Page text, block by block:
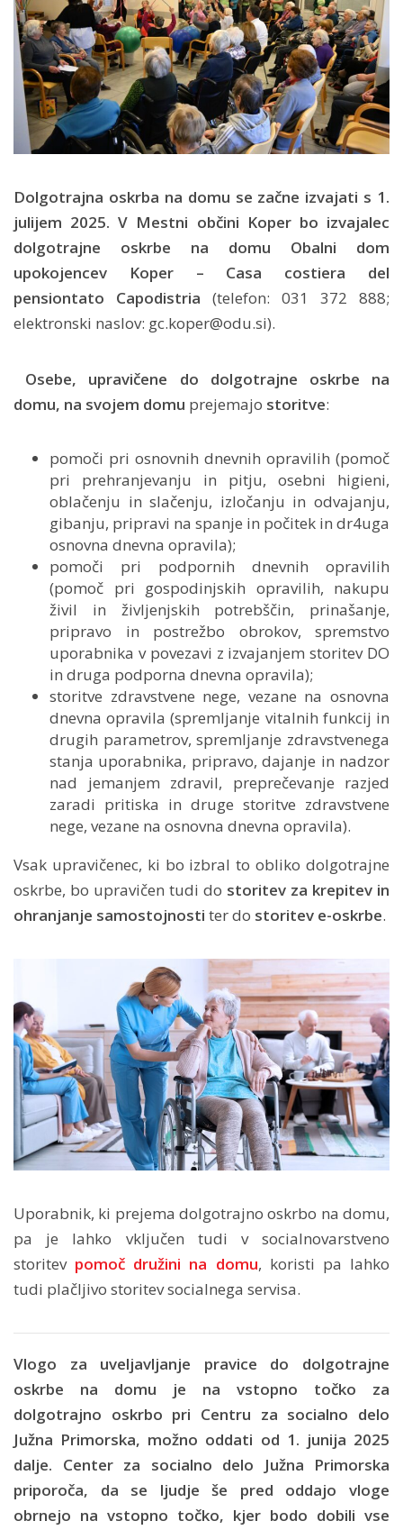
Dolgotrajna oskrba na domu se začne izvajati s 1.
julijem 2025. V Mestni občini Koper bo izvajalec
dolgotrajne oskrbe na domu
Obalni dom
upokojencev Koper – Casa costiera del
pensiontato Capodistria (telefon: 031 372 888;
elektronski naslov: gc.koper@odu.si).
Osebe, upravičene do dolgotrajne oskrbe na
domu, na svojem domu prejemajo storitve:
pomoči pri osnovnih dnevnih opravilih (pomoč
pri prehranjevanju in pitju, osebni higieni,
oblačenju in slačenju, izločanju in odvajanju,
gibanju, pripravi na spanje in počitek in dr4uga
osnovna dnevna opravila);
pomoči pri podpornih dnevnih opravilih
(pomoč pri gospodinjskih opravilih, nakupu
živil in življenjskih potrebščin, prinašanje,
pripravo in postrežbo obrokov, spremstvo
uporabnika v povezavi z izvajanjem storitev DO
in druga podporna dnevna opravila);
storitve zdravstvene nege, vezane na osnovna
dnevna opravila (spremljanje vitalnih funkcij in
drugih parametrov, spremljanje zdravstvenega
stanja uporabnika, pripravo, dajanje in nadzor
nad jemanjem zdravil, preprečevanje razjed
zaradi pritiska in druge storitve zdravstvene
nege, vezane na osnovna dnevna opravila).
Vsak upravičenec, ki bo izbral to obliko dolgotrajne
oskrbe, bo upravičen tudi do storitev za krepitev in
ohranjanje samostojnosti ter do storitev e-oskrbe.
Uporabnik, ki prejema dolgotrajno oskrbo na domu,
pa je lahko vključen tudi v socialnovarstveno
storitev pomoč družini na domu, koristi pa lahko
tudi plačljivo storitev socialnega servisa.
Vlogo za uveljavljanje pravice do dolgotrajne
oskrbe na domu je na vstopno točko za
dolgotrajno oskrbo pri Centru za socialno delo
Južna Primorska, možno oddati od 1. junija 2025
dalje. Center za socialno delo Južna Primorska
priporoča, da se ljudje še pred oddajo vloge
obrnejo na vstopno točko, kjer bodo dobili vse